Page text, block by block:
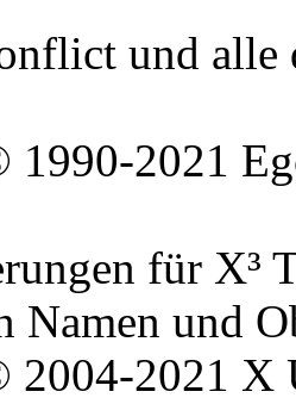
und
2021
für X³
Namen und
2021 X